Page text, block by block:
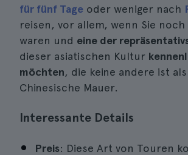
für fünf Tage oder weniger nach
reisen, vor allem, wenn Sie noch
waren und eine der
dieser asiatischen Kultur
möchten, die keine andere ist
Chinesische Mauer.
Interessante Details
Preis: Diese Art von Touren